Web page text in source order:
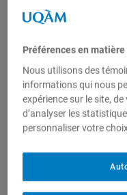
Préférences en
Nous utilisons des
informations qui nous
expérience sur le site,
d’analyser les
personnaliser votre